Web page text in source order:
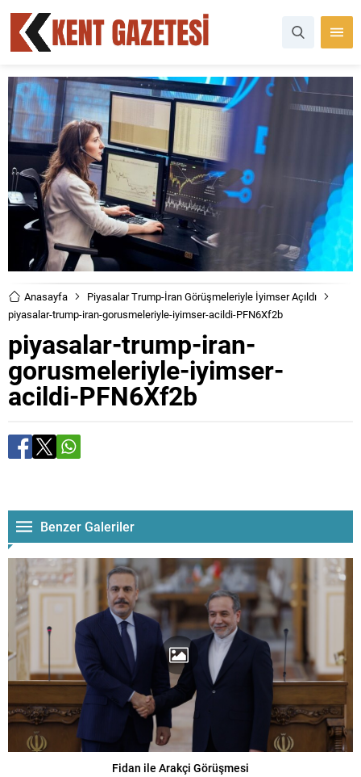
Anasayfa
Piyasalar Trump-İran Görüşmeleriyle İyimser Açıldı
piyasalar-trump-iran-gorusmeleriyle-iyimser-acildi-PFN6Xf2b
piyasalar-trump-iran-
gorusmeleriyle-iyimser-
acildi-PFN6Xf2b
Benzer Galeriler
Fidan ile Arakçi Görüşmesi